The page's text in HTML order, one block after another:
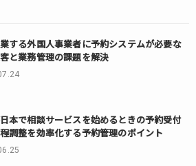
する外国人事業者に予約システムが必要な
と業務管理の課題を解決
本で相談サービスを始めるときの予約受付
調整を効率化する予約管理のポイント